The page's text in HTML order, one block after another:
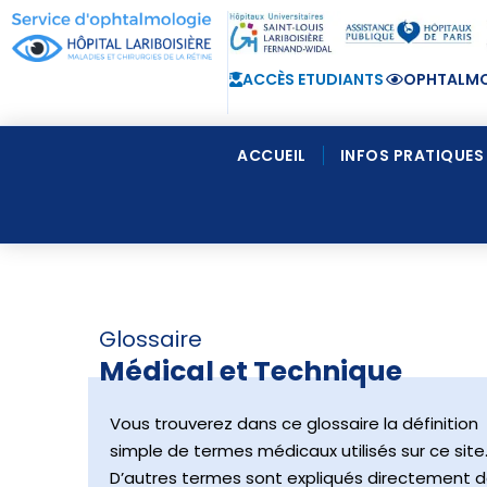
ACCÈS ETUDIANTS
ACCUEIL INFOS PRATIQUES
Glossaire
Médical et Technique
Vous trouverez dans ce glossaire la définition
simple de termes médicaux utilisés sur ce site.
D’autres termes sont expliqués directement